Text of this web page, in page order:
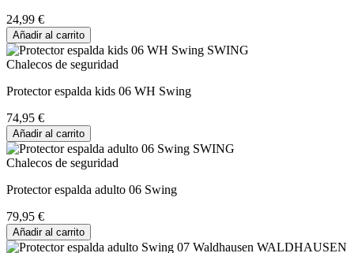
24,99 €
Añadir al carrito
Chalecos de seguridad
Protector espalda kids 06 WH Swing
74,95 €
Añadir al carrito
Chalecos de seguridad
Protector espalda adulto 06 Swing
79,95 €
Añadir al carrito